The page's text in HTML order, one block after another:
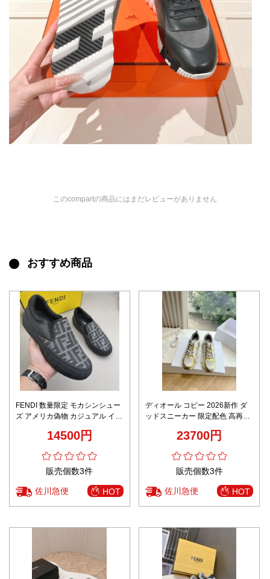
このcompartの商品にはまだレビューがありません
おすすめ商品
FENDI 数量限定 モカシンシュー
ズ アメリカ偽物 カジュアル イタ
級感 花柄 ブラック
14500円
販売個数3件
佐川急便 HOT
ディオール コピー 2026新作 ダ
ッドスニーカー 限定配色 高再現
感仕上げ 安心サイト 追跡可能 発
23700円
販売個数3件
佐川急便 HOT